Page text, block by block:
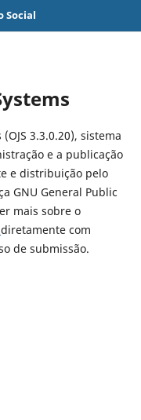
Social
3.3.0.20), sistema
e a publicação
e distribuição pelo
GNU General Public
mais sobre o
diretamente com
de submissão.